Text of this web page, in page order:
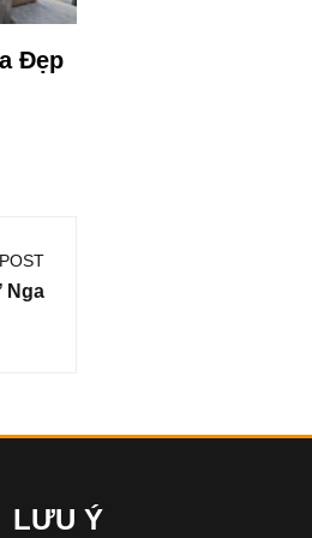
Đẹp
Nga
LƯU Ý